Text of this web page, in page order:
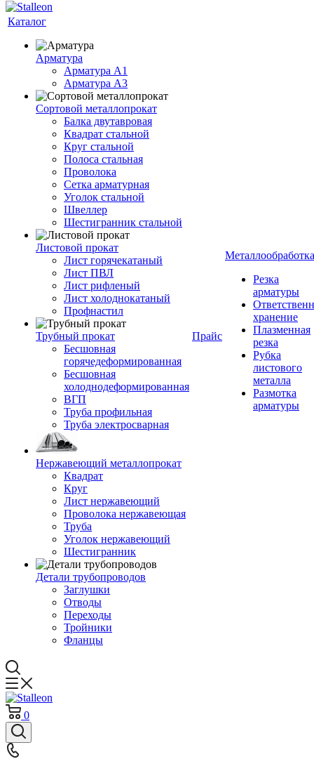
Каталог
Арматура
Арматура A1
Арматура А3
Сортовой металлопрокат
Балка двутавровая
Квадрат стальной
Круг стальной
Полоса стальная
Проволока
Сетка арматурная
Уголок стальной
Швеллер
Шестигранник стальной
Листовой прокат
Лист горячекатаный
Лист ПВЛ
Лист рифленый
Лист холоднокатаный
Профнастил
Трубный прокат
Бесшовная
горячедеформированная
Бесшовная
холоднодеформированная
ВГП
Труба профильная
Труба электросварная
Нержавеющий металлопрокат
Квадрат
Круг
Лист нержавеющий
Проволока нержавеющая
Труба
Уголок нержавеющий
Шестигранник
Детали трубопроводов
Заглушки
Отводы
Переходы
Тройники
Фланцы
Прайс
Металлообработка
Резка
арматуры
хранение
Плазменная
резка
Рубка
листового
металла
Размотка
арматуры
0